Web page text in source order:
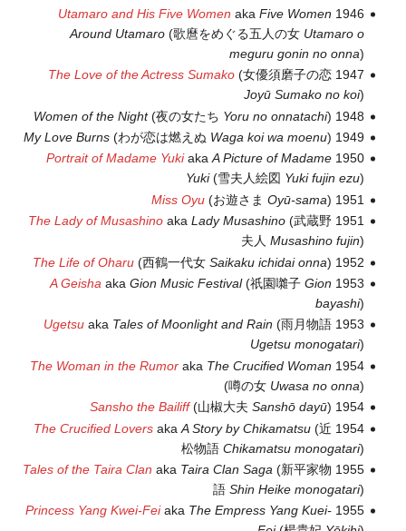
1946
Utamaro and His Five Women aka Five Women
Around Utamaro(歌麿をめぐる五人の女 Utamaro o
meguru gonin no onna)
1947
The Love of the Actress Sumako(女優須磨子の恋
Joyū Sumako no koi)
1948
Women of the Night(夜の女たち Yoru no onnatachi)
1949
My Love Burns(わが恋は燃えぬ Waga koi wa moenu)
1950
Portrait of Madame YukiakaA Picture of Madame
Yuki(雪夫人絵図 Yuki fujin ezu)
1951
Miss Oyu(お遊さま Oyū-sama)
1951
The Lady of Musashinoaka Lady Musashino(武蔵野
夫人 Musashino fujin)
1952
The Life of Oharu(西鶴一代女 Saikaku ichidai onna)
1953
A Geisha aka Gion Music Festival(祇園囃子 Gion
bayashi)
1953
Ugetsuaka Tales of Moonlight and Rain (雨月物語
Ugetsu monogatari)
1954
The Woman in the Rumoraka The Crucified Woman
(噂の女 Uwasa no onna)
1954
Sansho the Bailiff(山椒大夫 Sanshō dayū)
1954
The Crucified Loversaka A Story by Chikamatsu(近
松物語 Chikamatsu monogatari)
1955
Tales of the Taira Clan aka Taira Clan Saga (新平家物
語 Shin Heike monogatari)
1955
Princess Yang Kwei-Feiaka The Empress Yang Kuei-